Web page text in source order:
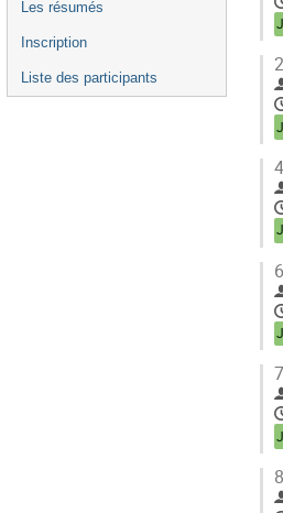
Les résumés
Inscription
Liste des participants